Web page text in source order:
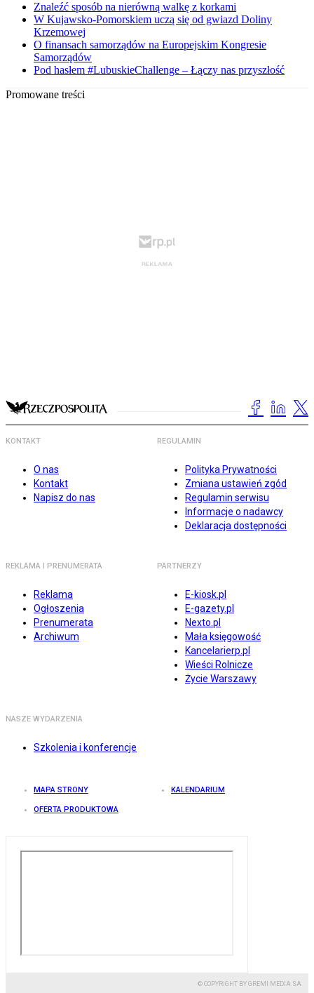
Znaleźć sposób na nierówną walkę z korkami
W Kujawsko-Pomorskiem uczą się od gwiazd Doliny
Krzemowej
O finansach samorządów na Europejskim Kongresie
Samorządów
Pod hasłem #LubuskieChallenge – Łączy nas przyszłość
Promowane treści
KONTAKT
O nas
Kontakt
Napisz do nas
REGULAMIN
Polityka Prywatności
Zmiana ustawień zgód
Regulamin serwisu
Informacje o nadawcy
Deklaracja dostępności
REKLAMA I PRENUMERATA
Reklama
Ogłoszenia
Prenumerata
Archiwum
PARTNERZY
E-kiosk.pl
E-gazety.pl
Nexto.pl
Mała księgowość
Kancelarierp.pl
Wieści Rolnicze
Życie Warszawy
NASZE WYDARZENIA
Szkolenia i konferencje
MAPA STRONY KALENDARIUM
OFERTA PRODUKTOWA
© COPYRIGHT BY GREMI MEDIA SA